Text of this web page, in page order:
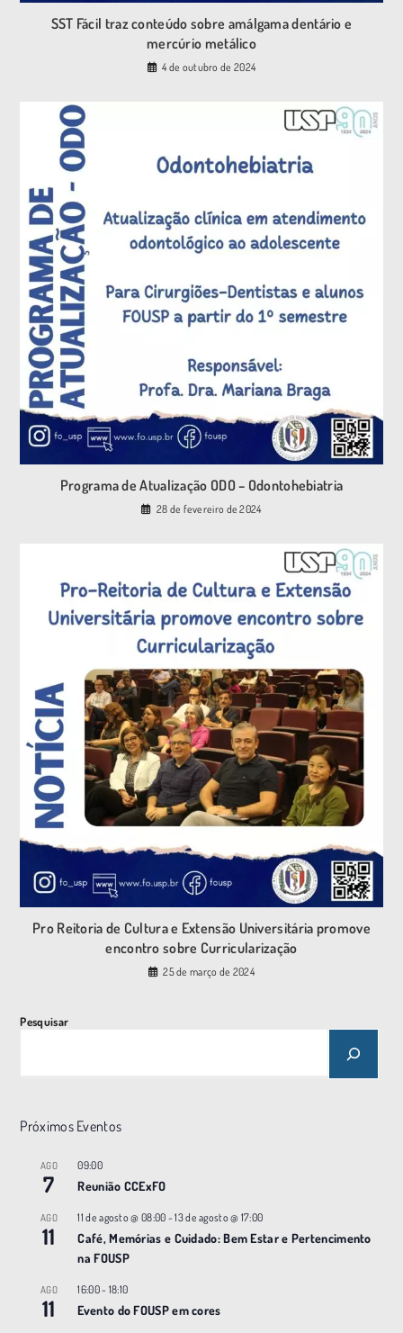
SST Fácil traz conteúdo sobre amálgama dentário e
mercúrio metálico
4 de outubro de 2024
Programa de Atualização ODO – Odontohebiatria
28 de fevereiro de 2024
Pro Reitoria de Cultura e Extensão Universitária promove
encontro sobre Curricularização
25 de março de 2024
Pesquisar
Próximos Eventos
AGO
7
09:00
Reunião CCExFO
AGO
11
11 de agosto @ 08:00 -13 de agosto @ 17:00
Café, Memórias e Cuidado: Bem Estar e Pertencimento
na FOUSP
AGO
11
16:00- 18:10
Evento do FOUSP em cores